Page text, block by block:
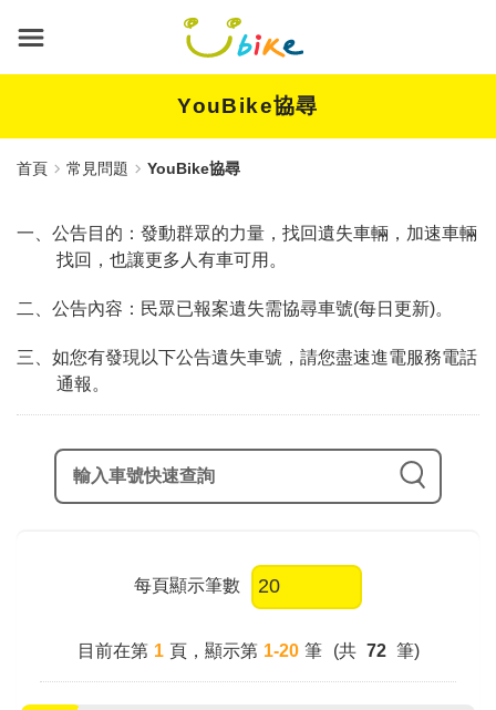
要
YouBike協尋
首頁 常見問題 YouBike協尋
一、公告目的：發動群眾的力量，找回遺失車輛，加速車輛
找回，也讓更多人有車可用。
二、公告內容：民眾已報案遺失需協尋車號(每日更新)。
三、如您有發現以下公告遺失車號，請您盡速進電服務電話
通報。
輸入車號快速查詢
每頁顯示筆數
目前在第 1 頁，顯示第 1-20 筆 (共 72 筆)